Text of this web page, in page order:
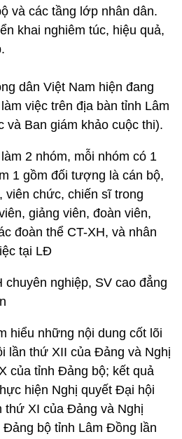
và các tầng lớp nhân dân.
khai nghiêm túc, hiệu quả,
dân Việt Nam hiện đang
việc trên địa bàn tỉnh Lâm
Ban giám khảo cuộc thi).
2 nhóm, mỗi nhóm có 1
1 gồm đối tượng là cán bộ,
viên chức, chiến sĩ trong
giảng viên, đoàn viên,
đoàn thể CT-XH, và nhân
tại LĐ
chuyên nghiệp, SV cao đẳng
hiểu những nội dung cốt lõi
lần thứ XII của Đảng và Nghị
của tỉnh Đảng bộ; kết quả
hiện Nghị quyết Đại hội
thứ XI của Đảng và Nghị
bộ tỉnh Lâm Đồng lần